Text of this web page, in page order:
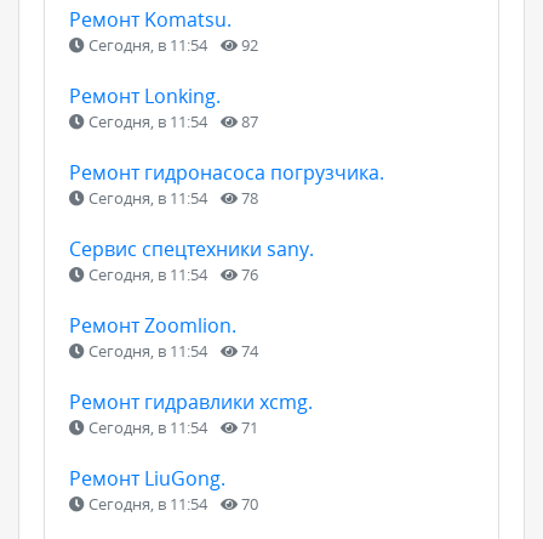
Ремонт Komatsu.
Сегодня, в 11:54 92
Ремонт Lonking.
Сегодня, в 11:54 87
Ремонт гидронасоса погрузчика.
Сегодня, в 11:54 78
Сервис спецтехники sany.
Сегодня, в 11:54 76
Ремонт Zoomlion.
Сегодня, в 11:54 74
Ремонт гидравлики xcmg.
Сегодня, в 11:54 71
Ремонт LiuGong.
Сегодня, в 11:54 70